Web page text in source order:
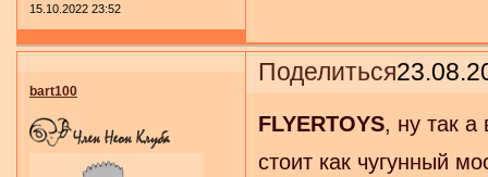
15.10.2022 23:52
Поделиться
bart100
FLYERTOYS, ну так а
стоит как чугунный